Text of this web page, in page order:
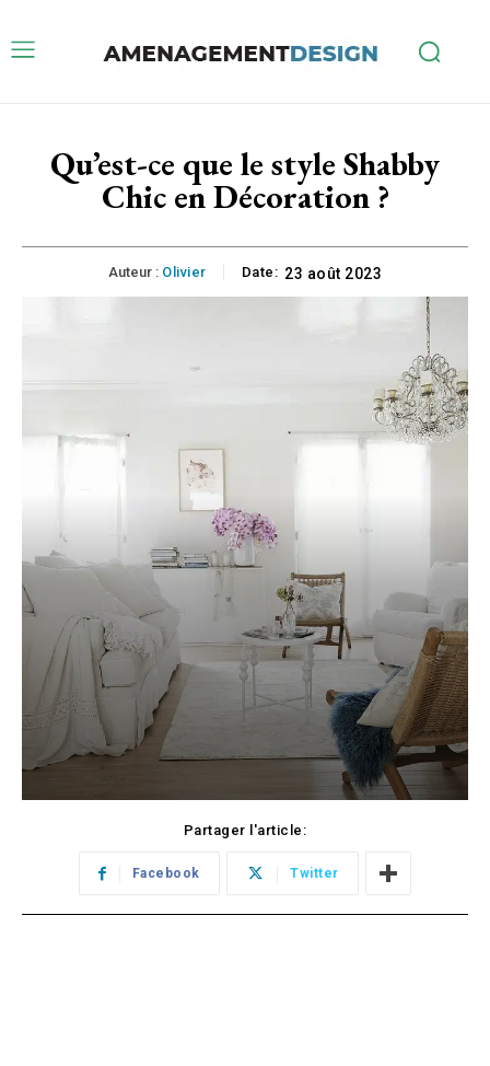
Qu’est-ce que le style Shabby
Chic en Décoration ?
Auteur : Olivier Date: 23 août 2023
Partager l'article:
Facebook Twitter